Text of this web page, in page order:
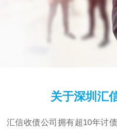
关于深圳汇
汇信收债公司拥有超10年讨